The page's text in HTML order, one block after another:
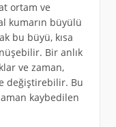
ortam ve
kumarın büyülü
bu büyü, kısa
Bir anlık
ve zaman,
değiştirebilir. Bu
kaybedilen